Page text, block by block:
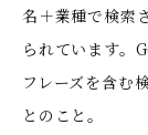
名＋業種で検索
られています。
フレーズを含む
とのこと。